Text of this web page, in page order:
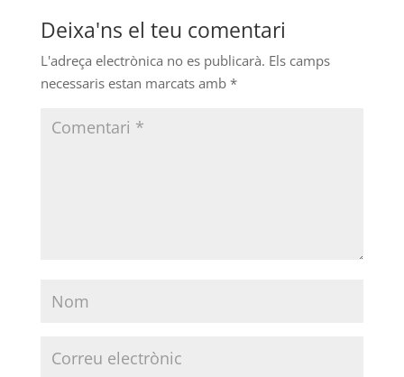
Deixa'ns el teu comentari
L'adreça electrònica no es publicarà. Els camps
necessaris estan marcats amb *